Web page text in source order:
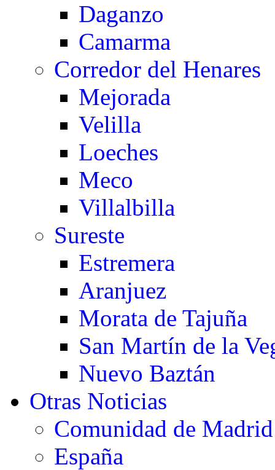
Daganzo
Camarma
Corredor del Henares
Mejorada
Velilla
Loeches
Meco
Villalbilla
Sureste
Estremera
Aranjuez
Morata de Tajuña
San Martín de la
Nuevo Baztán
Otras Noticias
Comunidad de Madrid
España